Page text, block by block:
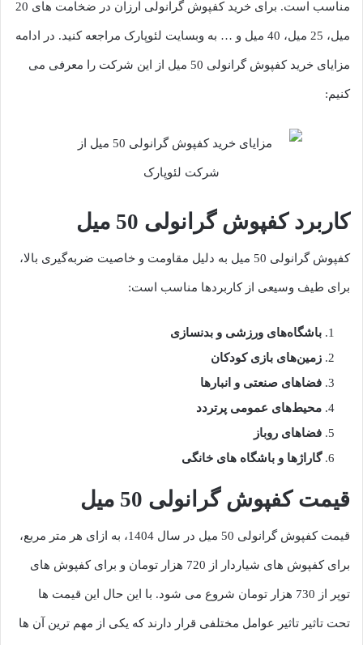
مناسب است. برای خرید کفپوش گرانولی ارزان در ضخامت های 20
میل، 25 میل، 40 میل و … به وبسایت لئوپارک مراجعه کنید. در ادامه
مزایای خرید کفپوش گرانولی 50 میل از این شرکت را معرفی می
کنیم:
کاربرد کفپوش گرانولی 50 میل
کفپوش گرانولی 50 میل به دلیل مقاومت و خاصیت ضربه‌گیری بالا،
برای طیف وسیعی از کاربردها مناسب است:
باشگاه‌های ورزشی و بدنسازی
زمین‌های بازی کودکان
فضاهای صنعتی و انبارها
محیط‌های عمومی پرتردد
فضاهای روباز
گاراژها و باشگاه های خانگی
قیمت کفپوش گرانولی 50 میل
قیمت کفپوش گرانولی 50 میل در سال 1404، به ازای هر متر مربع،
برای کفپوش های شیاردار از 720 هزار تومان و برای کفپوش های
توپر از 730 هزار تومان شروع می شود. با این حال این قیمت ها
تحت تاثیر تاثیر عوامل مختلفی قرار دارند که یکی از مهم ترین آن ها